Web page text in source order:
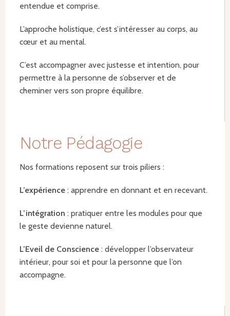
entendue et comprise.
L’approche holistique, c’est s’intéresser au corps, au
cœur et au mental.
C’est accompagner avec justesse et intention, pour
permettre à la personne de s’observer et de
cheminer vers son propre équilibre.
Notre Pédagogie
Nos formations reposent sur trois piliers :
L’expérience : apprendre en donnant et en recevant.
L’intégration : pratiquer entre les modules pour que
le geste devienne naturel.
L’Eveil de Conscience : développer l’observateur
intérieur, pour soi et pour la personne que l’on
accompagne.